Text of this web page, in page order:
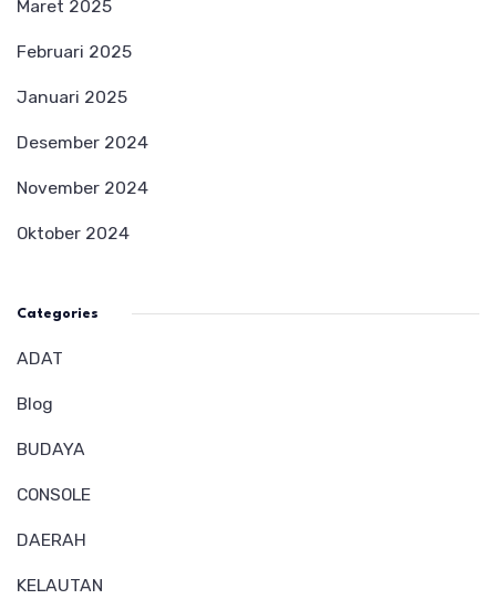
Maret 2025
Februari 2025
Januari 2025
Desember 2024
November 2024
Oktober 2024
Categories
ADAT
Blog
BUDAYA
CONSOLE
DAERAH
KELAUTAN